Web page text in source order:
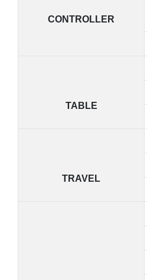
CONTROLLER
TABLE
TRAVEL